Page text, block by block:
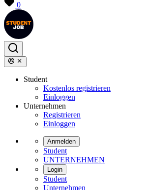
0
Student
Kostenlos registrieren
Einloggen
Unternehmen
Registrieren
Einloggen
Anmelden
Student
UNTERNEHMEN
Login
Student
Unternehmen